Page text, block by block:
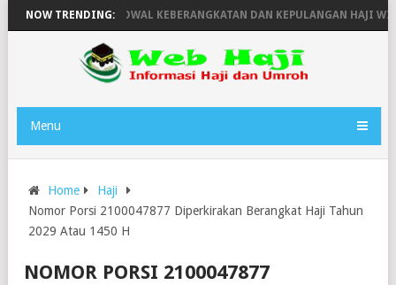
NOW TRENDING:
1446H JADWAL KEBERANGKATAN DAN KEPULANGAN HAJI
Menu
Home
Haji
Nomor Porsi 2100047877 Diperkirakan Berangkat Haji Tahun
2029 Atau 1450 H
NOMOR PORSI 2100047877